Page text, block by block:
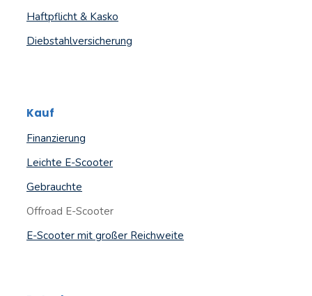
Haftpflicht & Kasko
Diebstahlversicherung
Kauf
Finanzierung
Leichte E-Scooter
Gebrauchte
Offroad E-Scooter
E-Scooter mit großer Reichweite